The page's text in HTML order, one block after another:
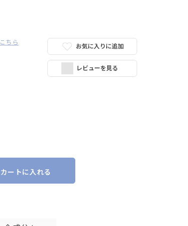
こちら
お気に入りに追加
レビューを見る
カートに入れる